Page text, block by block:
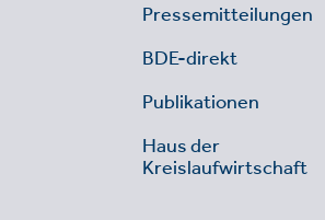
Pressemitteilungen
BDE-direkt
Publikationen
Haus der
Kreislaufwirtschaft